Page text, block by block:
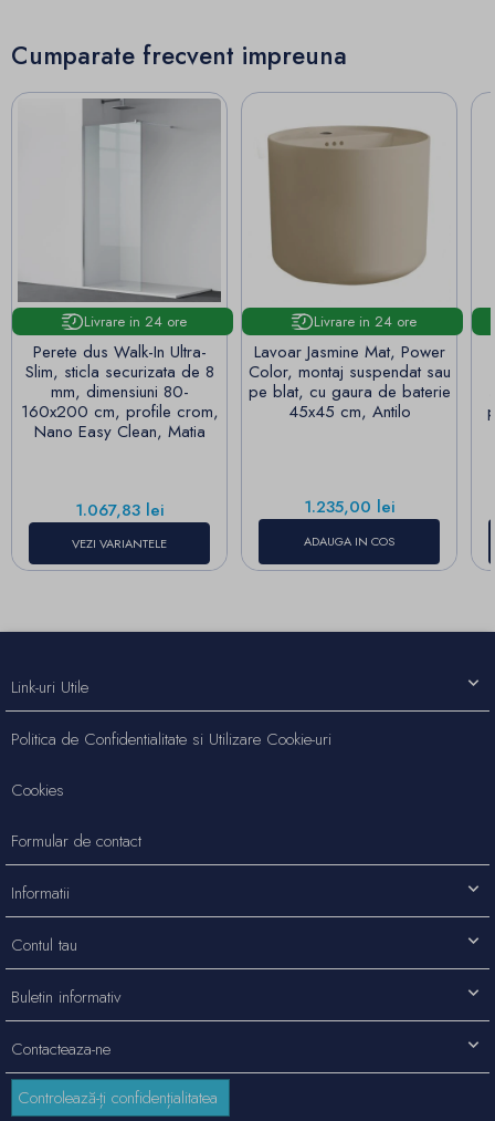
Cumparate frecvent impreuna
Livrare in 24 ore
Perete dus Walk-In Ultra-
Slim, sticla securizata de 8
mm, dimensiuni 80-
160x200 cm, profile crom,
Nano Easy Clean, Matia
Pret
1.067,83 lei
VEZI VARIANTELE
Livrare in 24 ore
Lavoar Jasmine Mat, Power
Color, montaj suspendat sau
pe blat, cu gaura de baterie
45x45 cm, Antilo
Pret
1.235,00 lei
ADAUGA IN COS
Contacteaza-ne
Link-uri Utile
Politica de Confidentialitate si Utilizare Cookie-uri
Cookies
Formular de contact
Informatii
Contul tau
Buletin informativ
Controlează-ți confidențialitatea